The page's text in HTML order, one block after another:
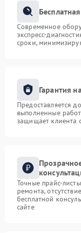
Современное
экспресс-
сроки,
Гарантия
Предоставляется
выполненные
защищает клиента
Точные прайс-
ремонта,
бесплатной
сайте